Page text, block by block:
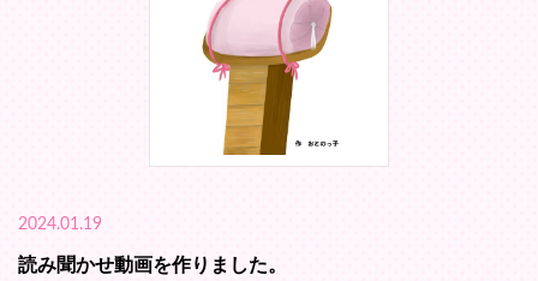
2024.01.19
読み聞かせ動画を作りました。